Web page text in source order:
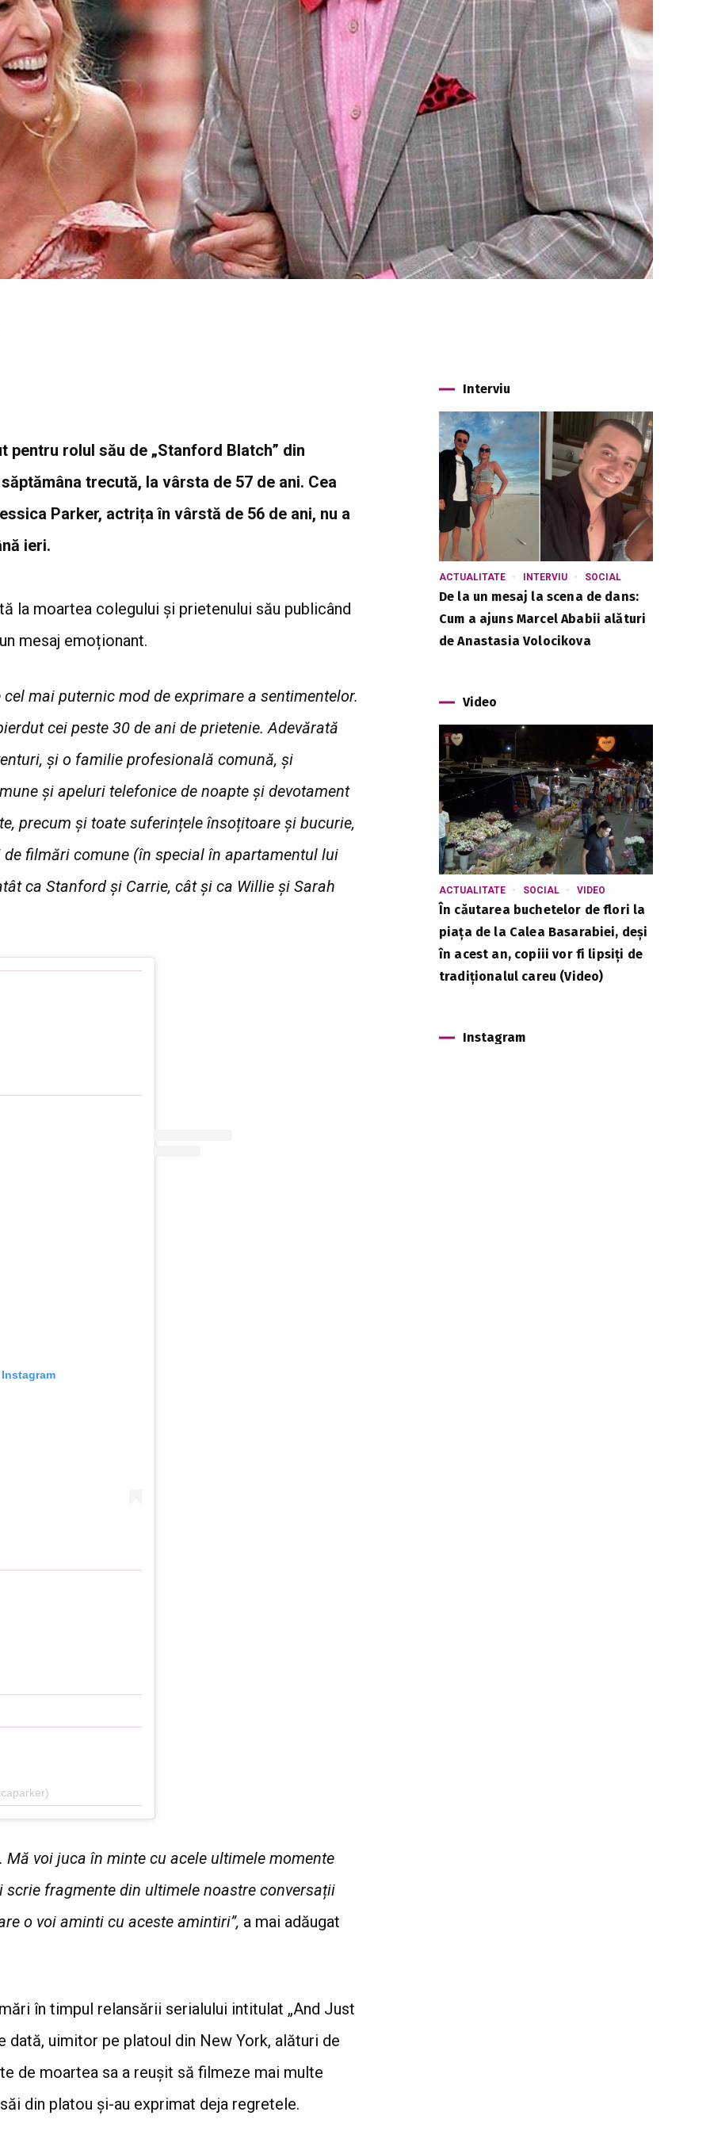
rolul său de „Stanford Blatch” din
trecută, la vârsta de 57 de ani. Cea
Parker, actrița în vârstă de 56 de ani, nu a
ieri.
la moartea colegului și prietenului său publicând
mesaj emoționant.
mai puternic mod de exprimare a sentimentelor.
cei peste 30 de ani de prietenie. Adevărată
și o familie profesională comună, și
și apeluri telefonice de noapte și devotament
precum și toate suferințele însoțitoare și bucurie,
filmări comune (în special în apartamentul lui
ca Stanford și Carrie, cât și ca Willie și Sarah
Mă voi juca în minte cu acele ultimele momente
fragmente din ultimele noastre conversații
o voi aminti cu aceste amintiri”, a mai adăugat
în timpul relansării serialului intitulat „And Just
dată, uimitor pe platoul din New York, alături de
de moartea sa a reușit să filmeze mai multe
din platou și-au exprimat deja regretele.
Interviu
ACTUALITATE INTERVIU SOCIAL
De la un mesaj la scena de dans:
Cum a ajuns Marcel Ababii alături
de Anastasia Volocikova
Video
ACTUALITATE SOCIAL VIDEO
În căutarea buchetelor de flori la
piața de la Calea Basarabiei, deși
în acest an, copiii vor fi lipsiți de
tradiționalul careu (Video)
Instagram